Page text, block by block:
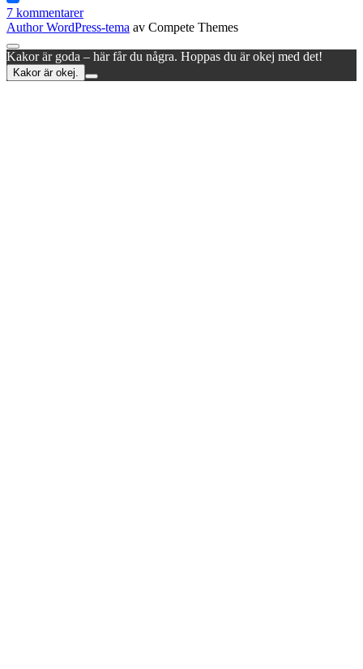
7 kommentarer
Author WordPress-tema av Compete Themes
Rulla
till
toppen
Kakor är goda – här får du några. Hoppas du är okej med det!
Kakor är okej.